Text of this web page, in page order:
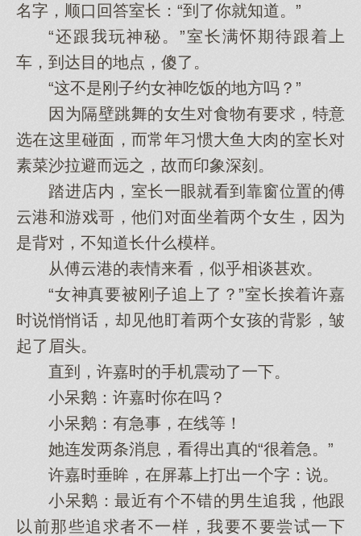
名字，顺口回答室长：“到了你就知道。”
“还跟我玩神秘。”室长满怀期待跟着上
车，到达目的地点，傻了。
“这不是刚子约女神吃饭的地方吗？”
因为隔壁跳舞的女生对食物有要求，特意
选在这里碰面，而常年习惯大鱼大肉的室长对
素菜沙拉避而远之，故而印象深刻。
踏进店内，室长一眼就看到靠窗位置的傅
云港和游戏哥，他们对面坐着两个女生，因为
是背对，不知道长什么模样。
从傅云港的表情来看，似乎相谈甚欢。
“女神真要被刚子追上了？”室长挨着许嘉
时说悄悄话，却见他盯着两个女孩的背影，皱
起了眉头。
直到，许嘉时的手机震动了一下。
小呆鹅：许嘉时你在吗？
小呆鹅：有急事，在线等！
她连发两条消息，看得出真的“很着急。”
许嘉时垂眸，在屏幕上打出一个字：说。
小呆鹅：最近有个不错的男生追我，他跟
以前那些追求者不一样，我要不要尝试一下